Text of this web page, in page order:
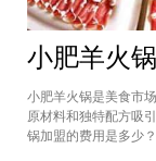
小肥羊火锅是美食市
原材料和独特配方吸
锅加盟的费用是多少